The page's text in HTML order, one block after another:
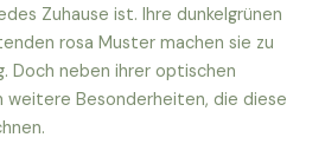
Zuhause ist. Ihre dunkelgrünen
rosa Muster machen sie zu
Doch neben ihrer optischen
weitere Besonderheiten, die diese